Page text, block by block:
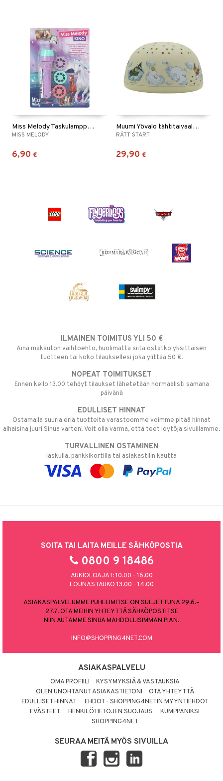
Miss Melody Taskulamppu visuaalisella teholla
MISS MELODY
6,90 €
Muumi Yövalo tähtitaivaalla ja musiikilla
RÄTT START
29,90 €
ILMAINEN TOIMITUS YLI 50 €
Aina maksuton vaihtoehto, huolimatta siitä ostatko yksittäisen
tuotteen tai koko tilauksellesi joka ylittää 50 €.
NOPEAT TOIMITUKSET
Ennen kello 13.00 tehdyt tilaukset lähetetään normaalisti samana
päivänä
EDULLISET HINNAT
Ostamalla suuria eriä tuotteita varastoomme voimme pitää hinnat
alhaisina juuri Sinua varten! Voit olla varma, että teet löytöjä sivuillamme.
TURVALLINEN OSTAMINEN
laskulla, pankkikortilla tai asiakastilin kautta
SOITA TAI LAITA MEILLE SÄHKÖPOSTIA
0800 9 18486
AUKIOLOAJAT: 10.00 - 16.00
LOUNASTAUKO 13.00 - 14.00
ASIAKASPALVELUMME PUHELIMITSE ON SULJETTUNA 29.6.–
27.7. OTA MEIHIN YHTEYTTÄ SÄHKÖPOSTITSE
NIIN AUTAMME SINUA MAHDOLLISIMMAN PIAN.
INFO@SHOPPING4NET.COM
ASIAKASPALVELU
OMA PROFIILI
KYSYMYKSIÄ & VASTAUKSIA
OLEN UNOHTANUT ASIAKASTIETONI
OTA YHTEYTTÄ
EDULLISET HINNAT
EHDOT - SHOPPING4NETIN MYYNTIEHDOT
EVÄSTEET
HENKILÖTIETOJEN SUOJAUS
KUMPPANIKSI
SHOPPING4NET
SEURAA MEITÄ MYÖS SIVUILLA